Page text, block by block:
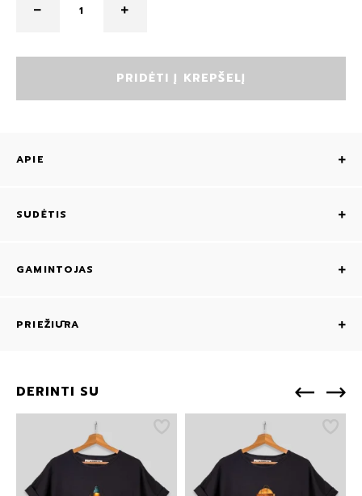
PRIDĖTI Į KREPŠELĮ
APIE
SUDĖTIS
GAMINTOJAS
PRIEŽIŪRA
DERINTI SU